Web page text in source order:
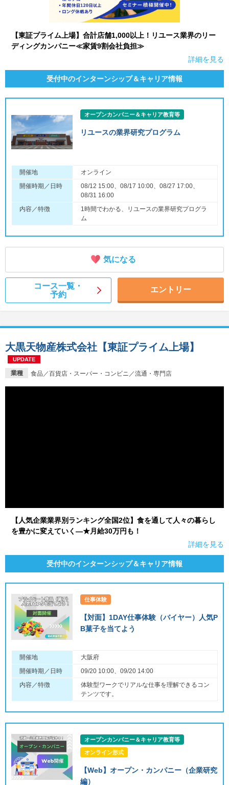
【東証プライム上場】合計店舗1,000以上！リユース業界のリー
ディングカンパニー≪家賃9割会社負担≫
詳細を見る
受付中のインターンシップ＆キャリア情報
オープンカンパニー＆キャリア教育等
リユースの業界研究プログラム
開催地
オンライン
開催時期／日時
08/12 15:00、08/17 10:00、08/27 17:00、
08/31 16:00
内容／特徴
1時間でわかる、リユースの業界研究プログラ
ム
気になる
コース一覧・
予約
エントリー
業種 食品／百貨店・スーパー・コンビニ／流通・専門店
大黒天物産株式会社【東証プライム上場】
UPDATE
【人気企業業界別ランキング全国2位】食を通して人々の暮らし
を豊かに変えていく―★月給30万円も！
詳細を見る
受付中のインターンシップ＆キャリア情報
仕事体験
【対面】1DAY仕事体験（バイヤー）人気P
B菓子を当てよう
開催地
大阪府
開催時期／日時
09/20 10:00、09/20 14:00
内容／特徴
体験型ワークでリアルな仕事を理解できるコン
テンツです。
オープンカンパニー＆キャリア教育等
オンライン形式
【Web】オープン・カンパニー（企業研究
編）